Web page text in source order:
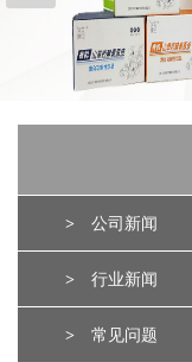
> 公司新闻
> 行业新闻
> 常见问题